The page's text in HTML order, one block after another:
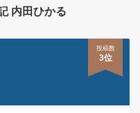
内田ひかる
投稿数
3位